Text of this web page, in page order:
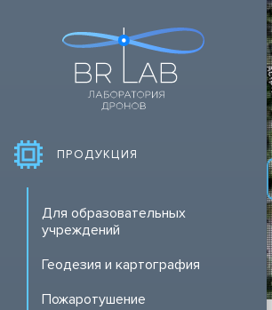
ПРОДУКЦИЯ
Для образовательных
учреждений
Геодезия и картография
Пожаротушение